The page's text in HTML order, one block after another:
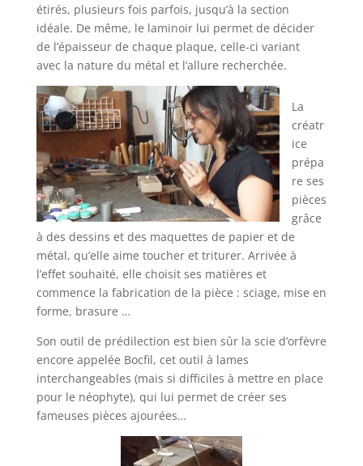
étirés, plusieurs fois parfois, jusqu’à la section
idéale. De même, le laminoir lui permet de décider
de l’épaisseur de chaque plaque, celle-ci variant
avec la nature du métal et l’allure recherchée.
La
créatr
ice
prépa
re ses
pièces
grâce
à des dessins et des maquettes de papier et de
métal, qu’elle aime toucher et triturer. Arrivée à
l’effet souhaité, elle choisit ses matières et
commence la fabrication de la pièce : sciage, mise en
forme, brasure …
Son outil de prédilection est bien sûr la scie d’orfèvre
encore appelée Bocfil, cet outil à lames
interchangeables (mais si difficiles à mettre en place
pour le néophyte), qui lui permet de créer ses
fameuses pièces ajourées…